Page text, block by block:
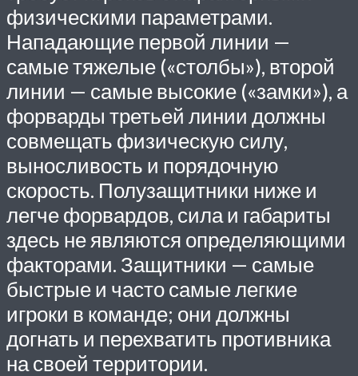
физическими параметрами.
Нападающие первой линии —
самые тяжелые («столбы»), второй
линии — самые высокие («замки»), а
форварды третьей линии должны
совмещать физическую силу,
выносливость и порядочную
скорость. Полузащитники ниже и
легче форвардов, сила и габариты
здесь не являются определяющими
факторами. Защитники — самые
быстрые и часто самые легкие
игроки в команде; они должны
догнать и перехватить противника
на своей территории.